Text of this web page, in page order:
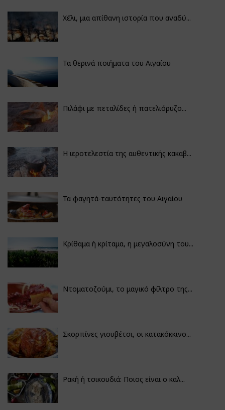
Χέλι, μια απίθανη ιστορία που αναδύ...
Τα θερινά ποιήματα του Αιγαίου
Πιλάφι με πεταλίδες ή πατελιόρυζο...
Η ιεροτελεστία της αυθεντικής κακαβ...
Τα φαγητά-ταυτότητες του Αιγαίου
Κρίθαμα ή κρίταμα, η μεγαλοσύνη του...
Ντοματοζούμι, το μαγικό φίλτρο της...
Σκορπίνες γιουβέτσι, οι κατακόκκινο...
Ρακή ή τσικουδιά: Ποιος είναι ο καλ...